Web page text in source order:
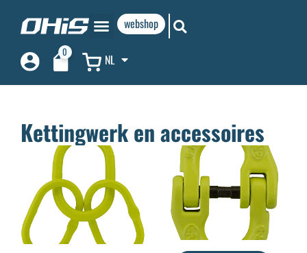
webshop
0 NL
Kettingwerk en accessoires